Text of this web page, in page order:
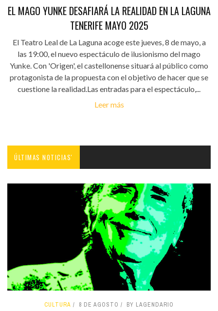
EL MAGO YUNKE DESAFIARÁ LA REALIDAD EN LA LAGUNA
TENERIFE MAYO 2025
El Teatro Leal de La Laguna acoge este jueves, 8 de mayo, a
las 19:00, el nuevo espectáculo de ilusionismo del mago
Yunke. Con 'Origen', el castellonense situará al público como
protagonista de la propuesta con el objetivo de hacer que se
cuestione la realidad.Las entradas para el espectáculo,...
Leer más
ÚLTIMAS NOTICIAS'
CULTURA 8 DE AGOSTO BY LAGENDARIO